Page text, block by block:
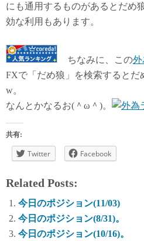
にも通用するものがあるとだめ
効な利用もあります。
ちなみに、この外
FXで「だめ狼」を検索するとだ
w。
なんとかなるお(＾ω＾)。
共有:
Twitter Facebook
Related Posts:
今日のポジション(11/03)
今日のポジション(8/31)。
今日のポジション(10/16)。